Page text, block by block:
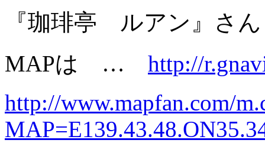
『珈琲亭 ルアン』さ
MAPは … http://
http://www.mapfan.com/